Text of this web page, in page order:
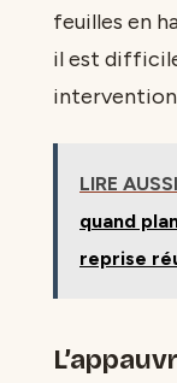
feuilles en
il est
intervention
LIRE AUSSI
quand
reprise